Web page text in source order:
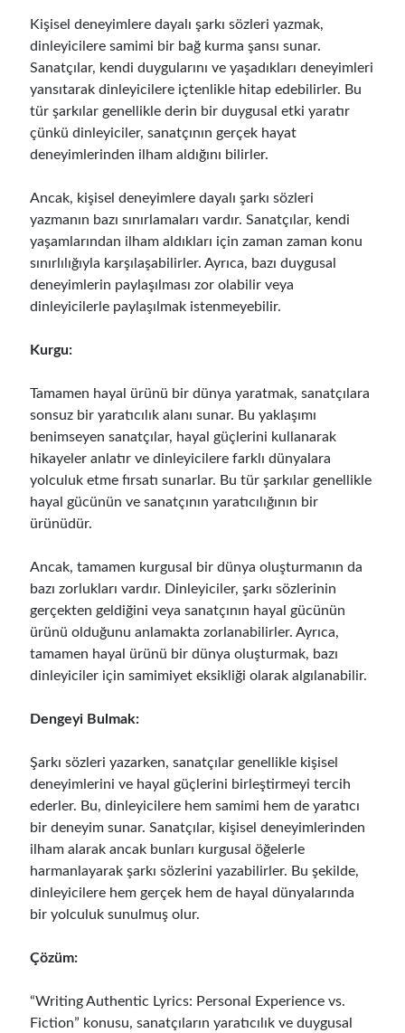
Kişisel deneyimlere dayalı şarkı sözleri yazmak,
dinleyicilere samimi bir bağ kurma şansı sunar.
Sanatçılar, kendi duygularını ve yaşadıkları deneyimleri
yansıtarak dinleyicilere içtenlikle hitap edebilirler. Bu
tür şarkılar genellikle derin bir duygusal etki yaratır
çünkü dinleyiciler, sanatçının gerçek hayat
deneyimlerinden ilham aldığını bilirler.
Ancak, kişisel deneyimlere dayalı şarkı sözleri
yazmanın bazı sınırlamaları vardır. Sanatçılar, kendi
yaşamlarından ilham aldıkları için zaman zaman konu
sınırlılığıyla karşılaşabilirler. Ayrıca, bazı duygusal
deneyimlerin paylaşılması zor olabilir veya
dinleyicilerle paylaşılmak istenmeyebilir.
Kurgu:
Tamamen hayal ürünü bir dünya yaratmak, sanatçılara
sonsuz bir yaratıcılık alanı sunar. Bu yaklaşımı
benimseyen sanatçılar, hayal güçlerini kullanarak
hikayeler anlatır ve dinleyicilere farklı dünyalara
yolculuk etme fırsatı sunarlar. Bu tür şarkılar genellikle
hayal gücünün ve sanatçının yaratıcılığının bir
ürünüdür.
Ancak, tamamen kurgusal bir dünya oluşturmanın da
bazı zorlukları vardır. Dinleyiciler, şarkı sözlerinin
gerçekten geldiğini veya sanatçının hayal gücünün
ürünü olduğunu anlamakta zorlanabilirler. Ayrıca,
tamamen hayal ürünü bir dünya oluşturmak, bazı
dinleyiciler için samimiyet eksikliği olarak algılanabilir.
Dengeyi Bulmak:
Şarkı sözleri yazarken, sanatçılar genellikle kişisel
deneyimlerini ve hayal güçlerini birleştirmeyi tercih
ederler. Bu, dinleyicilere hem samimi hem de yaratıcı
bir deneyim sunar. Sanatçılar, kişisel deneyimlerinden
ilham alarak ancak bunları kurgusal öğelerle
harmanlayarak şarkı sözlerini yazabilirler. Bu şekilde,
dinleyicilere hem gerçek hem de hayal dünyalarında
bir yolculuk sunulmuş olur.
Çözüm:
“Writing Authentic Lyrics: Personal Experience vs.
Fiction” konusu, sanatçıların yaratıcılık ve duygusal